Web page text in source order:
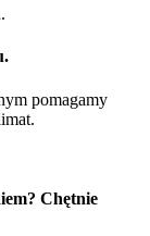
pomagamy
Chętnie